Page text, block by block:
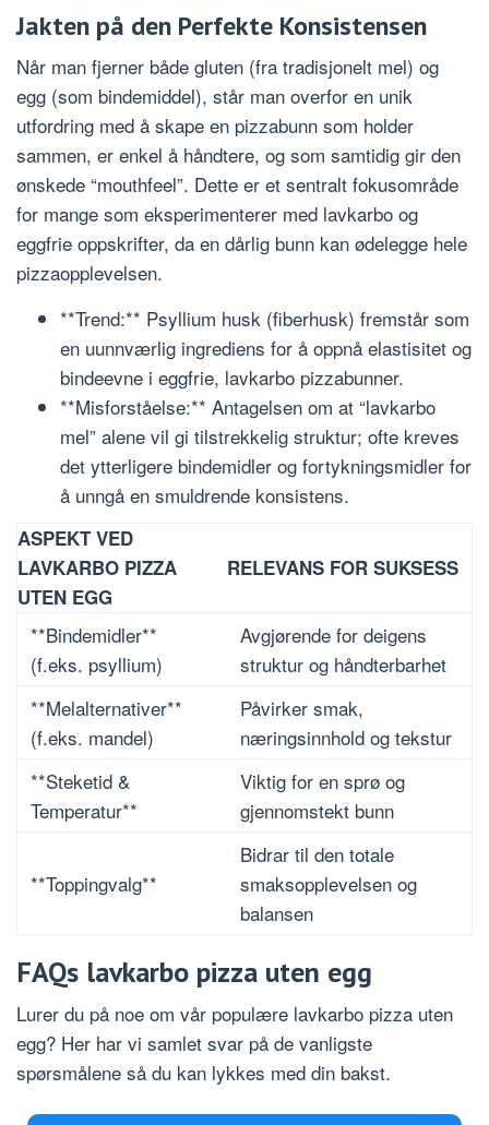
Jakten på den Perfekte Konsistensen
Når man fjerner både gluten (fra tradisjonelt mel) og
egg (som bindemiddel), står man overfor en unik
utfordring med å skape en pizzabunn som holder
sammen, er enkel å håndtere, og som samtidig gir den
ønskede “mouthfeel”. Dette er et sentralt fokusområde
for mange som eksperimenterer med lavkarbo og
eggfrie oppskrifter, da en dårlig bunn kan ødelegge hele
pizzaopplevelsen.
**Trend:** Psyllium husk (fiberhusk) fremstår som
en uunnværlig ingrediens for å oppnå elastisitet og
bindeevne i eggfrie, lavkarbo pizzabunner.
**Misforståelse:** Antagelsen om at “lavkarbo
mel” alene vil gi tilstrekkelig struktur; ofte kreves
det ytterligere bindemidler og fortykningsmidler for
å unngå en smuldrende konsistens.
ASPEKT VED
LAVKARBO PIZZA
UTEN EGG
RELEVANS FOR SUKSESS
**Bindemidler**
(f.eks. psyllium)
Avgjørende for deigens
struktur og håndterbarhet
**Melalternativer**
(f.eks. mandel)
Påvirker smak,
næringsinnhold og tekstur
**Steketid &
Temperatur**
Viktig for en sprø og
gjennomstekt bunn
**Toppingvalg**
Bidrar til den totale
smaksopplevelsen og
balansen
FAQs lavkarbo pizza uten egg
Lurer du på noe om vår populære lavkarbo pizza uten
egg? Her har vi samlet svar på de vanligste
spørsmålene så du kan lykkes med din bakst.